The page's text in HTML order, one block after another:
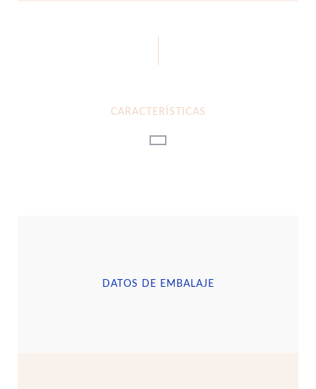
CARACTERÍSTICAS
DATOS DE EMBALAJE